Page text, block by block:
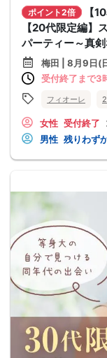
ポイント2倍
【
【20代限定編】
パーティー～真
梅田 | 8月9日(
受付終了まで3
フィオーレ
女性 受付終了
男性 残りわず